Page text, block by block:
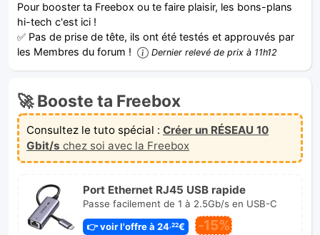
Pour booster ta Freebox ou te faire plaisir, les bons-plans
hi-tech c'est ici !
✅ Pas de prise de tête, ils ont été testés et approuvés par
les Membres du forum !
Dernier relevé de prix à 11h12
🚀 Booste ta Freebox
Consultez le tuto spécial : Créer un RÉSEAU 10
Gbit/s chez soi avec la Freebox
Port Ethernet RJ45 USB rapide
Passe facilement de 1 à 2.5Gb/s en USB-C
👉 voir l'offre à 24,22€ -15%